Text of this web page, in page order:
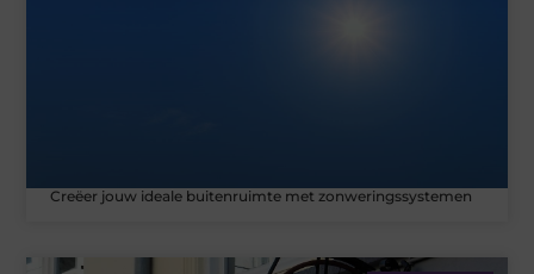
Creëer jouw ideale buitenruimte met zonweringssystemen